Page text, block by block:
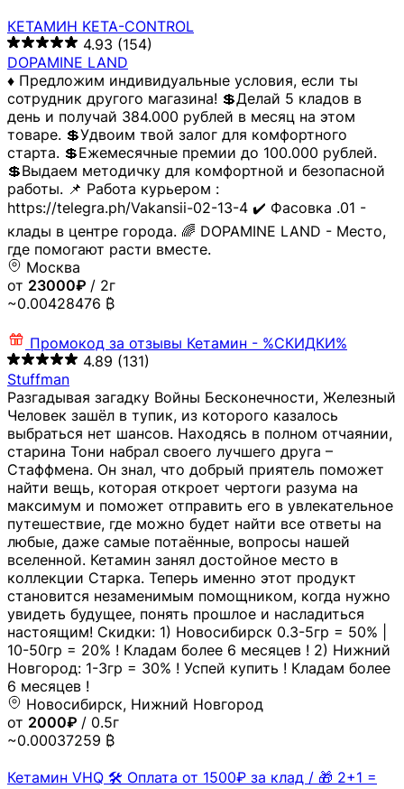
КЕТАМИН KETA-CONTROL
4.93 (154)
DOPAMINE LAND
♦️ Предложим индивидуальные условия, если ты
сотрудник другого магазина! 💲Делай 5 кладов в
день и получай 384.000 рублей в месяц на этом
товаре. 💲Удвоим твой залог для комфортного
старта. 💲Ежемесячные премии до 100.000 рублей.
💲Выдаем методичку для комфортной и безопасной
работы. 📌 Работа курьером :
https://telegra.ph/Vakansii-02-13-4 ✔️ Фасовка .01 -
клады в центре города. 🌈 DOPAMINE LAND - Место,
где помогают расти вместе.
Москва
от 23000₽ / 2г
~0.00428476 ₿
Промокод за отзывы Кетамин - %СКИДКИ%
4.89 (131)
Stuffman
Разгадывая загадку Войны Бесконечности, Железный
Человек зашёл в тупик, из которого казалось
выбраться нет шансов. Находясь в полном отчаянии,
старина Тони набрал своего лучшего друга –
Стаффмена. Он знал, что добрый приятель поможет
найти вещь, которая откроет чертоги разума на
максимум и поможет отправить его в увлекательное
путешествие, где можно будет найти все ответы на
любые, даже самые потаённые, вопросы нашей
вселенной. Кетамин занял достойное место в
коллекции Старка. Теперь именно этот продукт
становится незаменимым помощником, когда нужно
увидеть будущее, понять прошлое и насладиться
настоящим! Скидки: 1) Новосибирск 0.3-5гр = 50% |
10-50гр = 20% ! Кладам более 6 месяцев ! 2) Нижний
Новгород: 1-3гр = 30% ! Успей купить ! Кладам более
6 месяцев !
Новосибирск, Нижний Новгород
от 2000₽ / 0.5г
~0.00037259 ₿
Кетамин VHQ 🛠 Оплата от 1500₽ за клад / 🎁 2+1 =